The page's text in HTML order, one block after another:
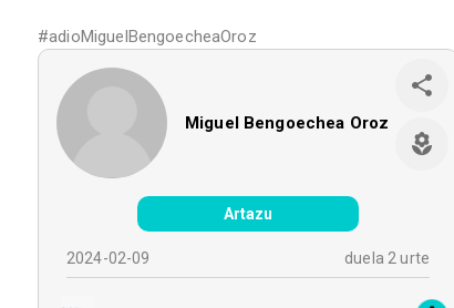
#adioMiguelBengoecheaOroz
Miguel Bengoechea Oroz
Artazu
2024-02-09 duela 2 urte